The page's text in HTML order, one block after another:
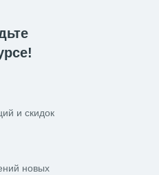
и скидок
новых